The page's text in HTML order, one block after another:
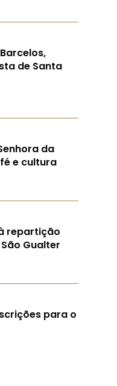
de Santa
da
e cultura
repartição
Gualter
para o